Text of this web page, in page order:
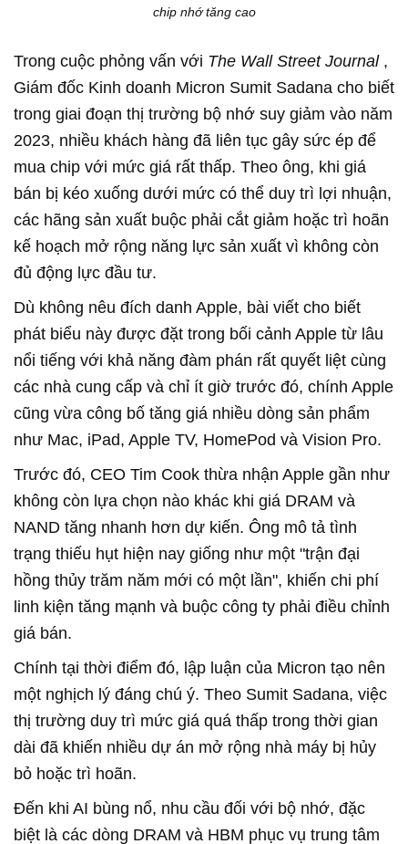
chip nhớ tăng cao
Trong cuộc phỏng vấn với The Wall Street Journal ,
Giám đốc Kinh doanh Micron Sumit Sadana cho biết
trong giai đoạn thị trường bộ nhớ suy giảm vào năm
2023, nhiều khách hàng đã liên tục gây sức ép để
mua chip với mức giá rất thấp. Theo ông, khi giá
bán bị kéo xuống dưới mức có thể duy trì lợi nhuận,
các hãng sản xuất buộc phải cắt giảm hoặc trì hoãn
kế hoạch mở rộng năng lực sản xuất vì không còn
đủ động lực đầu tư.
Dù không nêu đích danh Apple, bài viết cho biết
phát biểu này được đặt trong bối cảnh Apple từ lâu
nổi tiếng với khả năng đàm phán rất quyết liệt cùng
các nhà cung cấp và chỉ ít giờ trước đó, chính Apple
cũng vừa công bố tăng giá nhiều dòng sản phẩm
như Mac, iPad, Apple TV, HomePod và Vision Pro.
Trước đó, CEO Tim Cook thừa nhận Apple gần như
không còn lựa chọn nào khác khi giá DRAM và
NAND tăng nhanh hơn dự kiến. Ông mô tả tình
trạng thiếu hụt hiện nay giống như một "trận đại
hồng thủy trăm năm mới có một lần", khiến chi phí
linh kiện tăng mạnh và buộc công ty phải điều chỉnh
giá bán.
Chính tại thời điểm đó, lập luận của Micron tạo nên
một nghịch lý đáng chú ý. Theo Sumit Sadana, việc
thị trường duy trì mức giá quá thấp trong thời gian
dài đã khiến nhiều dự án mở rộng nhà máy bị hủy
bỏ hoặc trì hoãn.
Đến khi AI bùng nổ, nhu cầu đối với bộ nhớ, đặc
biệt là các dòng DRAM và HBM phục vụ trung tâm